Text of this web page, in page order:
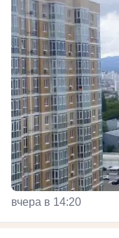
вчера в 14:20